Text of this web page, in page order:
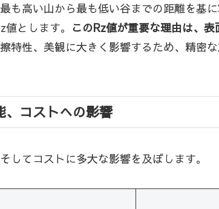
も高い山から最も低い谷までの距離を基
とします。 このRz値が重要な理由は、
特性、美観に大きく影響するため、精密
、コストへの影響
てコストに多大な影響を及ぼします。